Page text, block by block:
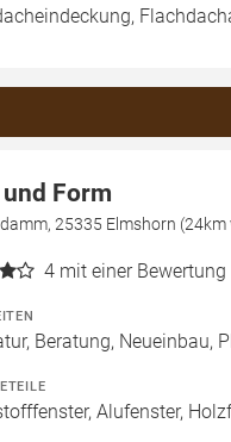
Form
25335 Elmshorn
4 mit einer Bewertung
Beratung, Neueinbau,
Alufenster,